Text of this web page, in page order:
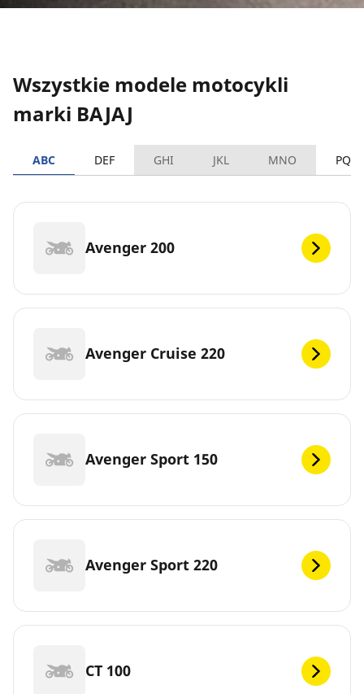
Wszystkie modele motocykli
marki BAJAJ
ABC DEF GHI JKL MNO PQRS
Avenger 200
Avenger Cruise 220
Avenger Sport 150
Avenger Sport 220
CT 100